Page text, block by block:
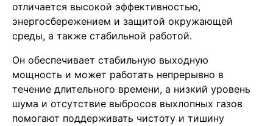
отличается высокой эффективностью,
энергосбережением и защитой окружающей
среды, а также стабильной работой.
Он обеспечивает стабильную выходную
мощность и может работать непрерывно в
течение длительного времени, а низкий уровень
шума и отсутствие выбросов выхлопных газов
помогают поддерживать чистоту и тишину